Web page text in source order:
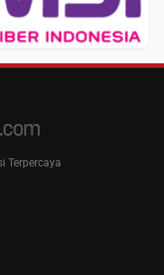
Terpercaya